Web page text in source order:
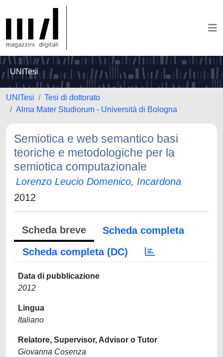
UNITesi
UNITesi
Tesi di dottorato
Alma Mater Studiorum - Università di Bologna
Semiotica e web semantico basi
teoriche e metodologiche per la
semiotica computazionale
Lorenzo Leucio Domenico, Incardona
2012
Scheda breve
Scheda completa
Scheda completa (DC)
Data di pubblicazione
2012
Lingua
Italiano
Relatore, Supervisor, Advisor o Tutor
Giovanna Cosenza